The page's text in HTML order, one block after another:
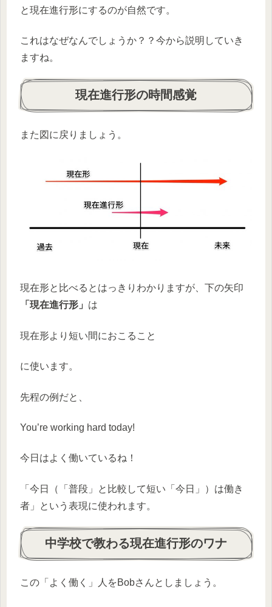
と現在進行形にするのが自然です。
これはなぜなんでしょうか？？今から説明していき
ますね。
現在進行形の時間感覚
また図に戻りましょう。
現在形と比べるとはっきりわかりますが、下の矢印
「現在進行形」 は
現在形より短い間におこること
に使います。
先程の例だと、
You’re working hard today!
今日はよく働いているね！
「今日（「普段」と比較して短い「今日」）は働き
者」という表現に使われます。
中学校で教わる現在進行形のワナ
この「よく働く」人をBobさんとしましょう。